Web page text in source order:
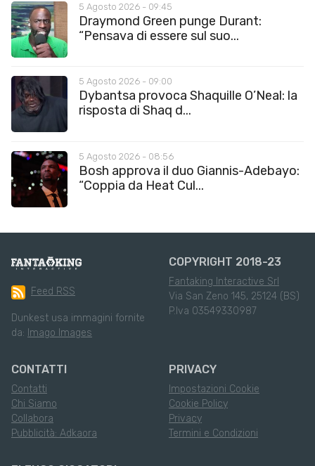
5 Agosto 2026 - 09:45
Draymond Green punge Durant:
“Pensava di essere sul suo...
5 Agosto 2026 - 09:00
Dybantsa provoca Shaquille O’Neal: la
risposta di Shaq d...
5 Agosto 2026 - 08:56
Bosh approva il duo Giannis-Adebayo:
“Coppia da Heat Cul...
Feed RSS
Dunkest usa immagini fornite
da: Imago Images
COPYRIGHT 2018-23
Fantaking Interactive Srl
Via San Zeno 145, 25124 (BS)
P.Iva 03549330987
CONTATTI
Contatti
Chi Siamo
Collabora
Pubblicità: Adkaora
PRIVACY
Impostazioni Cookie
Cookie Policy
Privacy
Termini e Condizioni